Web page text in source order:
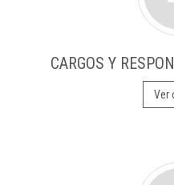
CARGOS Y
Ver